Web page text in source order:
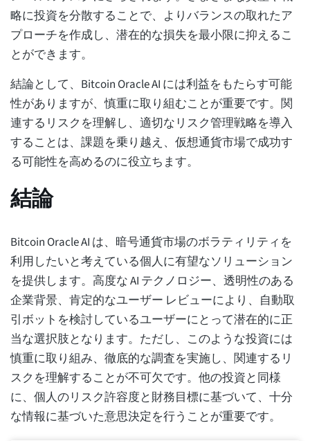
略に投資を分散することで、よりバランスの取れたア
プローチを作成し、潜在的な損失を最小限に抑えるこ
とができます。
結論として、Bitcoin Oracle AI には利益をもたらす可能
性がありますが、慎重に取り組むことが重要です。関
連するリスクを理解し、適切なリスク管理戦略を導入
することは、課題を乗り越え、仮想通貨市場で成功す
る可能性を高めるのに役立ちます。
結論
Bitcoin Oracle AI は、暗号通貨市場のボラティリティを
利用したいと考えている個人に有望なソリューション
を提供します。高度な AI テクノロジー、透明性のある
企業背景、肯定的なユーザー レビューにより、自動取
引ボットを検討しているユーザーにとって潜在的に正
当な選択肢となります。ただし、このような投資には
慎重に取り組み、徹底的な調査を実施し、関連するリ
スクを理解することが不可欠です。他の投資と同様
に、個人のリスク許容度と財務目標に基づいて、十分
な情報に基づいた意思決定を行うことが重要です。